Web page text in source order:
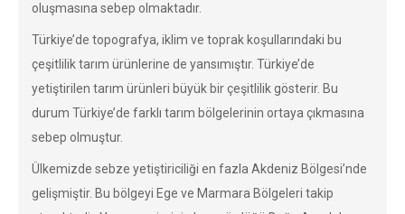
oluşmasına sebep olmaktadır.
Türkiye’de topografya, iklim ve toprak koşullarındaki bu
çeşitlilik tarım ürünlerine de yansımıştır. Türkiye’de
yetiştirilen tarım ürünleri büyük bir çeşitlilik gösterir. Bu
durum Türkiye’de farklı tarım bölgelerinin ortaya çıkmasına
sebep olmuştur.
Ülkemizde sebze yetiştiriciliği en fazla Akdeniz Bölgesi’nde
gelişmiştir. Bu bölgeyi Ege ve Marmara Bölgeleri takip